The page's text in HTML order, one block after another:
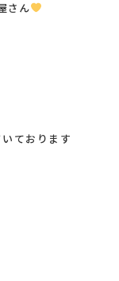
さん
ております